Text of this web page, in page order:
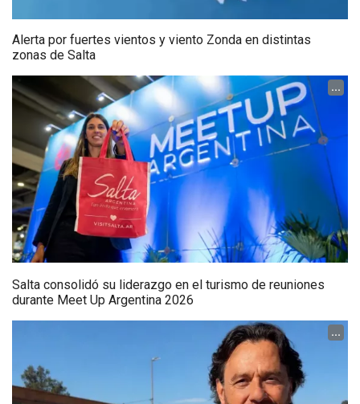
Alerta por fuertes vientos y viento Zonda en distintas
zonas de Salta
...
Salta consolidó su liderazgo en el turismo de reuniones
durante Meet Up Argentina 2026
...